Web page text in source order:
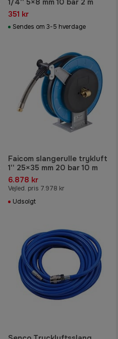
1/4'' 5×8 mm 10 bar 2 m
351 kr
Sendes om 3-5 hverdage
Faicom slangerulle trykluft
1'' 25×35 mm 20 bar 10 m
6.878 kr
Vejled. pris 7.978 kr
Udsolgt